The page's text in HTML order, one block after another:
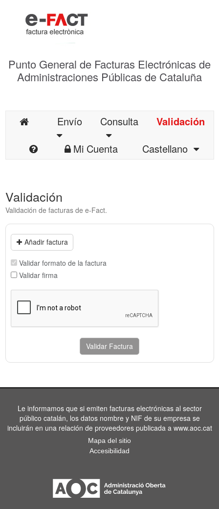
Punto General de Facturas Electrónicas de
Administraciones Públicas de Cataluña
Envío Consulta
Validación
Mi Cuenta
Castellano
Validación
Validación de facturas de e-Fact.
Añadir factura
Validar formato de la factura
Validar firma
Validar Factura
Le informamos que si emiten facturas electrónicas al sector
público catalán, los datos nombre y NIF de su empresa se
incluirán en una relación de proveedores publicada a www.aoc.cat
Mapa del sitio
Accesibilidad